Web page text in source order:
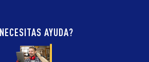
AYUDA?